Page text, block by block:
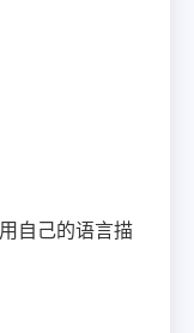
自己的语言描